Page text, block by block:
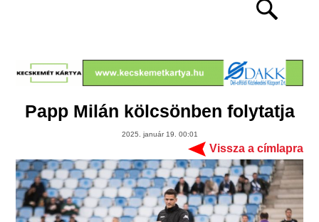
Papp Milán kölcsönben folytatja
2025. január 19. 00:01
Vissza a címlapra